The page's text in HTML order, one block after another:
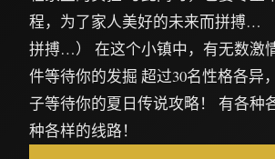
程，为了家人美好的未来而拼搏…
拼搏…） 在这个小镇中，有无数激
件等待你的发掘 超过30名性格各异
子等待你的夏日传说攻略！ 有各种
种各样的线路！